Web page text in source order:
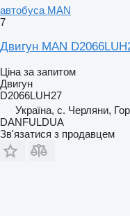
автобуса MAN
7
Двигун MAN
Ціна за запитом
Двигун
D2066LUH27
Україна, с. Черляни,
DANFULDUA
Зв'язатися з продавцем